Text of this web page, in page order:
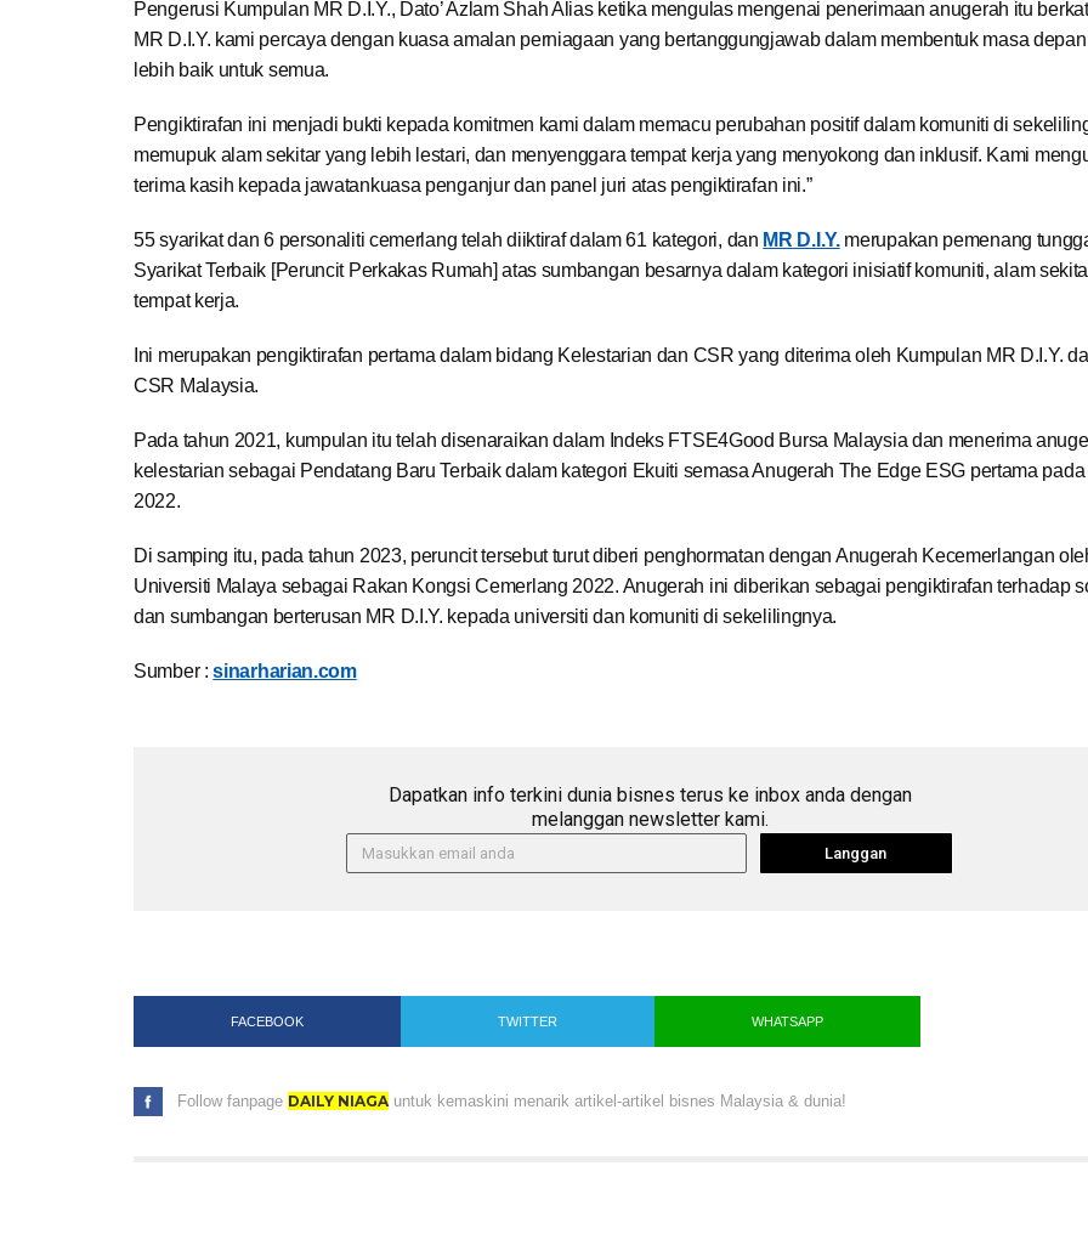
Pengerusi Kumpulan MR D.I.Y., Dato’ Azlam Shah Alias ketika mengulas mengenai penerimaan anugerah itu
MR D.I.Y. kami percaya dengan kuasa amalan perniagaan yang bertanggungjawab dalam membentuk masa
lebih baik untuk semua.
Pengiktirafan ini menjadi bukti kepada komitmen kami dalam memacu perubahan positif dalam komuniti di
memupuk alam sekitar yang lebih lestari, dan menyenggara tempat kerja yang menyokong dan inklusif. Kami
terima kasih kepada jawatankuasa penganjur dan panel juri atas pengiktirafan ini.”
55 syarikat dan 6 personaliti cemerlang telah diiktiraf dalam 61 kategori, dan MR D.I.Y.merupakan pemenang
Syarikat Terbaik [Peruncit Perkakas Rumah] atas sumbangan besarnya dalam kategori inisiatif komuniti, alam
tempat kerja.
Ini merupakan pengiktirafan pertama dalam bidang Kelestarian dan CSR yang diterima oleh Kumpulan MR D.I.Y.
CSR Malaysia.
Pada tahun 2021, kumpulan itu telah disenaraikan dalam Indeks FTSE4Good Bursa Malaysia dan menerima
kelestarian sebagai Pendatang Baru Terbaik dalam kategori Ekuiti semasa Anugerah The Edge ESG pertama
2022.
Di samping itu, pada tahun 2023, peruncit tersebut turut diberi penghormatan dengan Anugerah Kecemerlangan
Universiti Malaya sebagai Rakan Kongsi Cemerlang 2022. Anugerah ini diberikan sebagai pengiktirafan terhadap
dan sumbangan berterusan MR D.I.Y. kepada universiti dan komuniti di sekelilingnya.
Sumber :sinarharian.com
Dapatkan info terkini dunia bisnes terus ke inbox anda dengan
melanggan newsletter kami.
Langgan
FACEBOOK TWITTER WHATSAPP
Follow fanpage DAILY NIAGAuntuk kemaskini menarik artikel-artikel bisnes Malaysia & dunia!